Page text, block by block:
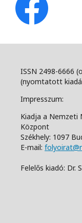
ISSN 2498-6666
(nyomtatott
Impresszum:
Kiadja a Nemzeti
Központ
Székhely: 1097
E-mail:
Felelős kiadó: Dr.